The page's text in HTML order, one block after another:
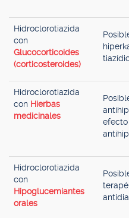
Hidroclorotiazida
con
Glucocorticoides
(corticosteroides)
Hidroclorotiazida
con Hierbas
medicinales
efecto
Hidroclorotiazida
con
Hipoglucemiantes
orales